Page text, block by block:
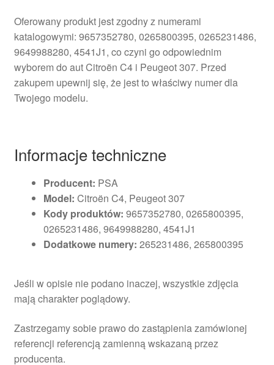
Oferowany produkt jest zgodny z numerami
katalogowymi: 9657352780, 0265800395, 0265231486,
9649988280, 4541J1, co czyni go odpowiednim
wyborem do aut Citroën C4 i Peugeot 307. Przed
zakupem upewnij się, że jest to właściwy numer dla
Twojego modelu.
Informacje techniczne
Producent: PSA
Model: Citroën C4, Peugeot 307
Kody produktów: 9657352780, 0265800395,
0265231486, 9649988280, 4541J1
Dodatkowe numery: 265231486, 265800395
Jeśli w opisie nie podano inaczej, wszystkie zdjęcia
mają charakter poglądowy.
Zastrzegamy sobie prawo do zastąpienia zamówionej
referencji referencją zamienną wskazaną przez
producenta.